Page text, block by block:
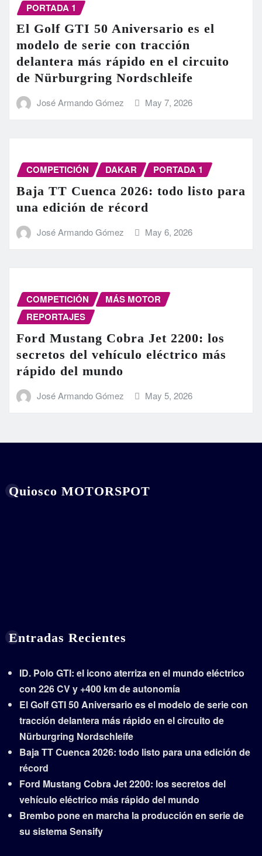
PORTADA 1
El Golf GTI 50 Aniversario es el
modelo de serie con tracción
delantera más rápido en el circuito
de Nürburgring Nordschleife
José Armando Gómez May 7, 2026
COMPETICIÓN DAKAR PORTADA 1
Baja TT Cuenca 2026: todo listo para
una edición de récord
José Armando Gómez May 6, 2026
COMPETICIÓN
MÁS MOTOR
REPORTAJES
Ford Mustang Cobra Jet 2200: los
secretos del vehículo eléctrico más
rápido del mundo
José Armando Gómez May 5, 2026
Quiosco MOTORSPOT
Entradas Recientes
ID. Polo GTI: el icono aterriza en el mundo eléctrico
con 226 CV y +400 km de autonomía
El Golf GTI 50 Aniversario es el modelo de serie con
tracción delantera más rápido en el circuito de
Nürburgring Nordschleife
Baja TT Cuenca 2026: todo listo para una edición de
récord
Ford Mustang Cobra Jet 2200: los secretos del
vehículo eléctrico más rápido del mundo
Brembo pone en marcha la producción en serie de
su sistema Sensify